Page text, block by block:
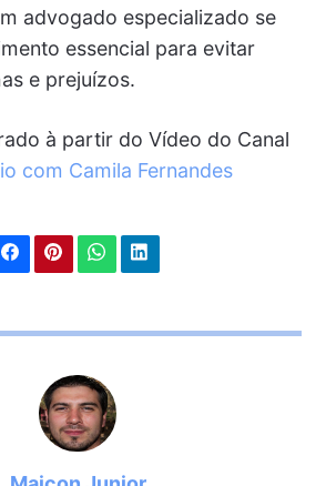
advogado especializado se
essencial para evitar
e prejuízos.
à partir do Vídeo do Canal
com Camila Fernandes